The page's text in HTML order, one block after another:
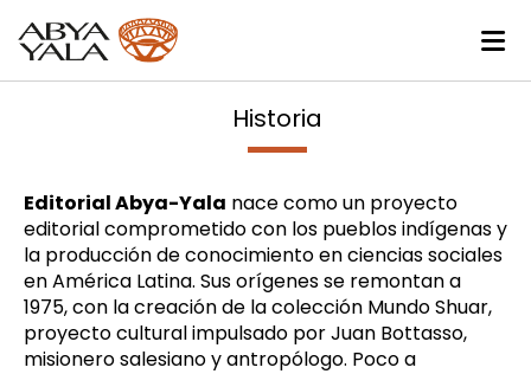
Historia
Editorial Abya-Yala nace como un proyecto
editorial comprometido con los pueblos indígenas y
la producción de conocimiento en ciencias sociales
en América Latina. Sus orígenes se remontan a
1975, con la creación de la colección Mundo Shuar,
proyecto cultural impulsado porJuan Bottasso,
misionero salesiano y antropólogo. Poco a